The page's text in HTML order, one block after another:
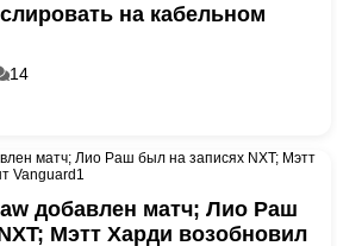
на кабельном
14
добавлен матч; Лио Раш
Мэтт Харди возобновил